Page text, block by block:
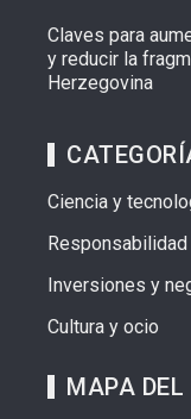
Claves para
y reducir la
Herzegovina
Ciencia y
Inversiones y
Cultura y ocio
MAPA